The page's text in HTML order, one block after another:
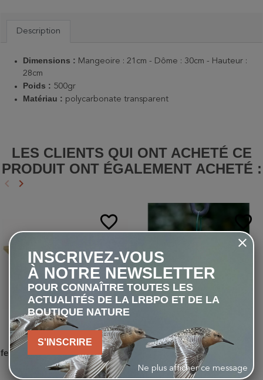
Description
Dimensions : Mangeoire : 21cm - Dôme : 30cm - Hauteur :
28cm
Poids : 500gr
Matériau : polycarbonate transparent
LES CLIENTS QUI ONT ACHETÉ CE
PRODUIT ONT ÉGALEMENT ACHETÉ :
Précédent
keyboard_arrow_left Suivant
keyboard_arrow_right
favorite_border
Nichoir pour hirondelles de
fenêtre "Santa Cruz" - Double -
Bois/Béton de bois
27,90 €
favorite_border
Support pour boules de
graisse - Vert
4,50 €
INSCRIVEZ-VOUS
À NOTRE NEWSLETTER
POUR CONNAÎTRE TOUTES LES
ACTUALITÉS DE LA LRBPO ET DE LA
BOUTIQUE NATURE
S'INSCRIRE
Ne plus afficher ce message